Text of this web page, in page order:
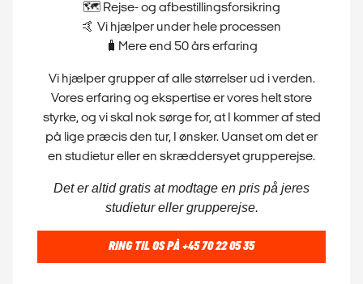
på lige præcis den tur, I ønsker. Uanset om det er
en studietur eller en skræddersyet grupperejse.
studietur eller grupperejse.
RING TIL OS PÅ +45 70 22 05 35
FÅ ET GRATIS TILBUD
SPØRGSMÅL? SKRIV TIL OS
NYE TEMA-STUDIETURE!